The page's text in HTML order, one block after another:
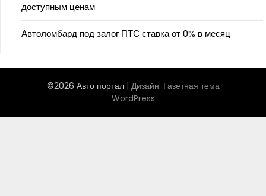
доступным ценам
Автоломбард под залог ПТС ставка от 0% в месяц
©2026 Авто портал | Дизайн: Газетная тема
WordPress